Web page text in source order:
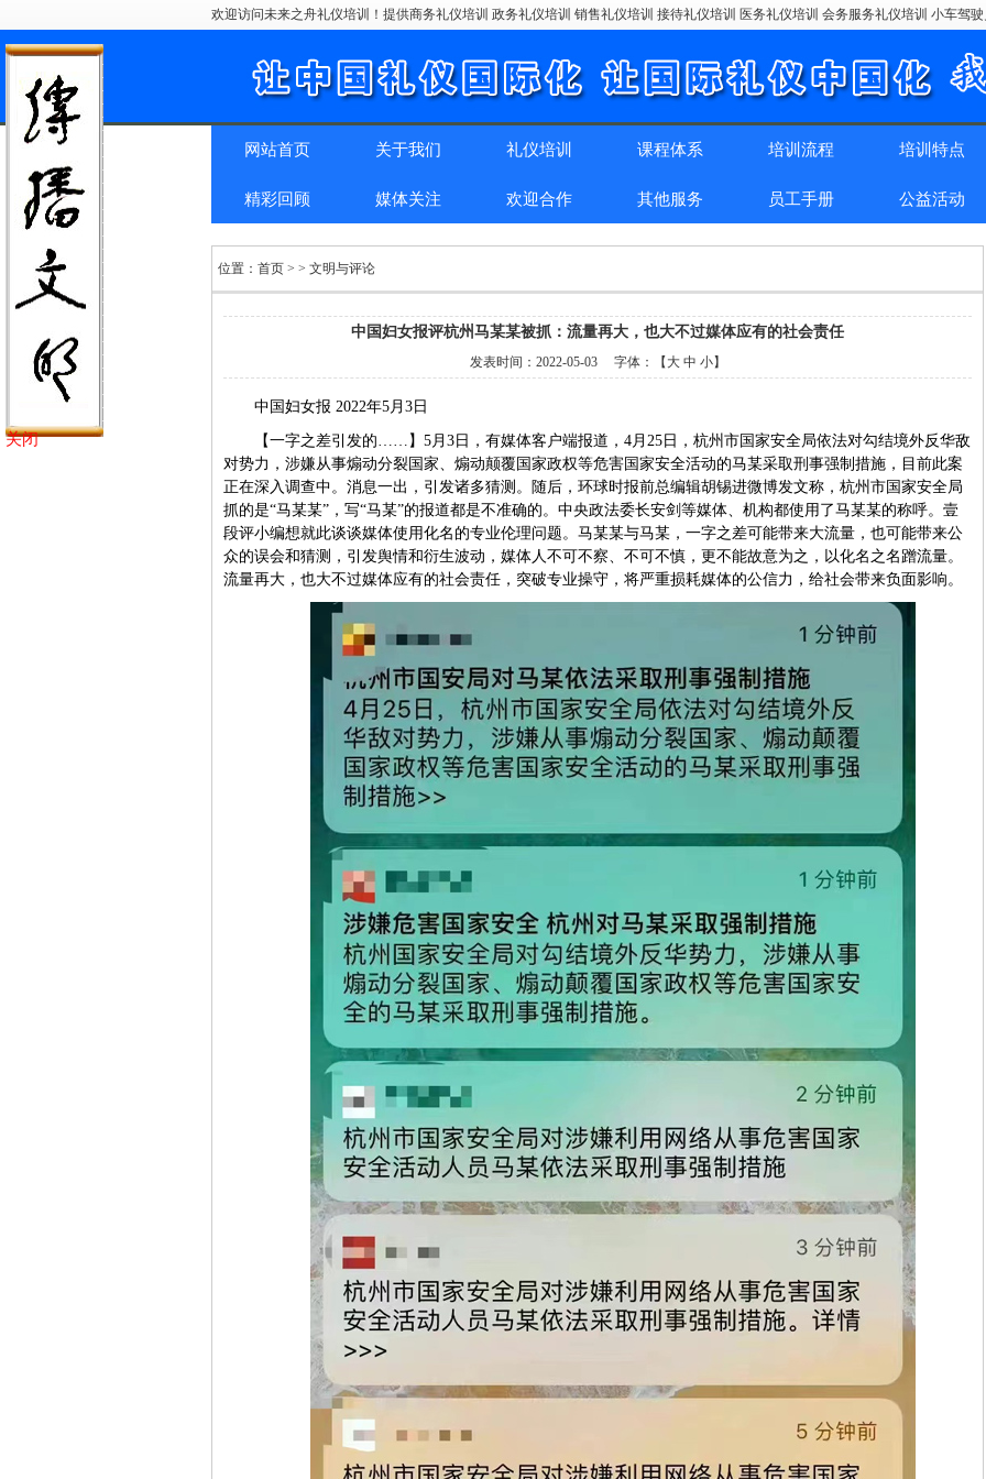
欢迎访问未来之舟礼仪培训！提供商务礼仪培训 政务礼仪培训 销售礼仪培训 接待礼仪培训 医务礼仪培训 会务服务礼仪培训 小车驾
网站首页 关于我们 礼仪培训 课程体系 培训流程 培训特点
精彩回顾 媒体关注 欢迎合作 其他服务 员工手册 公益活动
位置： 首页 > > 文明与评论
中国妇女报评杭州马某某被抓：流量再大，也大不过媒体应有的社会责任
发表时间： 2022-05-03 字体：【 大 中 小】
中国妇女报 2022年5月3日
【一字之差引发的……】5月3日，有媒体客户端报道，4月25日，杭州市国家安全局依法对勾结境外反华敌
对势力，涉嫌从事煽动分裂国家、煽动颠覆国家政权等危害国家安全活动的马某采取刑事强制措施，目前此案
正在深入调查中。消息一出，引发诸多猜测。随后，环球时报前总编辑胡锡进微博发文称，杭州市国家安全局
抓的是“马某某”，写“马某”的报道都是不准确的。中央政法委长安剑等媒体、机构都使用了马某某的称呼。壹
段评小编想就此谈谈媒体使用化名的专业伦理问题。马某某与马某，一字之差可能带来大流量，也可能带来公
众的误会和猜测，引发舆情和衍生波动，媒体人不可不察、不可不慎，更不能故意为之，以化名之名蹭流量。
流量再大，也大不过媒体应有的社会责任，突破专业操守，将严重损耗媒体的公信力，给社会带来负面影响。
关闭